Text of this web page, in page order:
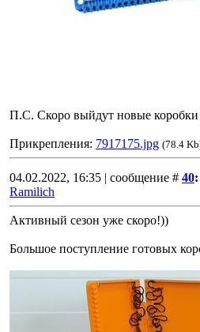
П.С. Скоро выйдут новые
Прикрепления: 7917175.jpg (78.4
04.02.2022, 16:35 | сообщение # 40:
Ramilich
Активный сезон уже скоро!))
Большое поступление готовых